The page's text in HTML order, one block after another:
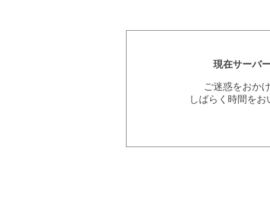
現在サーバ
ご迷惑をおか
しばらく時間を